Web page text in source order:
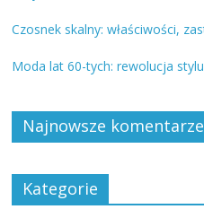
Czosnek skalny: właściwości,
Moda lat 60-tych: rewolucja
Najnowsze komentarze
Kategorie